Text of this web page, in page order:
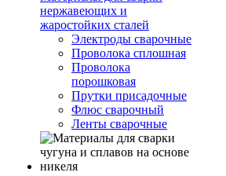
нержавеющих и
жаростойких сталей
Электроды сварочные
Проволока сплошная
Проволока
порошковая
Прутки присадочные
Флюс сварочный
Ленты сварочные